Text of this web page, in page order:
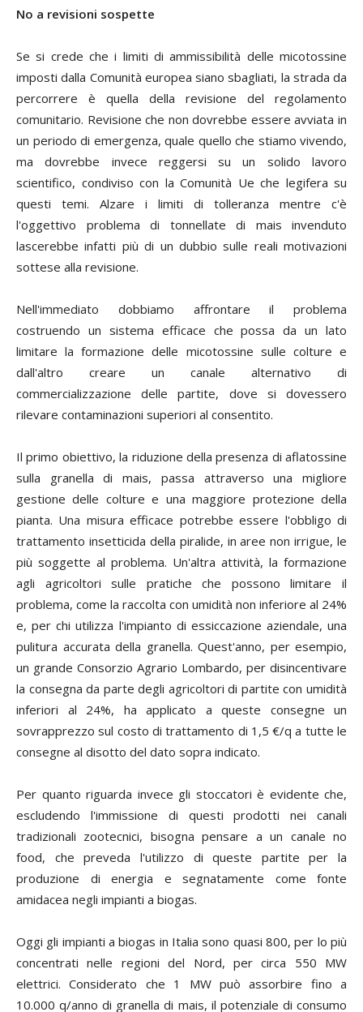
No a revisioni sospette
Se si crede che i limiti di ammissibilità delle micotossine
imposti dalla Comunità europea siano sbagliati, la strada da
percorrere è quella della revisione del regolamento
comunitario. Revisione che non dovrebbe essere avviata in
un periodo di emergenza, quale quello che stiamo vivendo,
ma dovrebbe invece reggersi su un solido lavoro
scientifico, condiviso con la Comunità Ue che legifera su
questi temi. Alzare i limiti di tolleranza mentre c'è
l'oggettivo problema di tonnellate di mais invenduto
lascerebbe infatti più di un dubbio sulle reali motivazioni
sottese alla revisione.
Nell'immediato dobbiamo affrontare il problema
costruendo un sistema efficace che possa da un lato
limitare la formazione delle micotossine sulle colture e
dall'altro creare un canale alternativo di
commercializzazione delle partite, dove si dovessero
rilevare contaminazioni superiori al consentito.
Il primo obiettivo, la riduzione della presenza di aflatossine
sulla granella di mais, passa attraverso una migliore
gestione delle colture e una maggiore protezione della
pianta. Una misura efficace potrebbe essere l'obbligo di
trattamento insetticida della piralide, in aree non irrigue, le
più soggette al problema. Un'altra attività, la formazione
agli agricoltori sulle pratiche che possono limitare il
problema, come la raccolta con umidità non inferiore al 24%
e, per chi utilizza l'impianto di essiccazione aziendale, una
pulitura accurata della granella. Quest'anno, per esempio,
un grande Consorzio Agrario Lombardo, per disincentivare
la consegna da parte degli agricoltori di partite con umidità
inferiori al 24%, ha applicato a queste consegne un
sovrapprezzo sul costo di trattamento di 1,5 €/q a tutte le
consegne al disotto del dato sopra indicato.
Per quanto riguarda invece gli stoccatori è evidente che,
escludendo l'immissione di questi prodotti nei canali
tradizionali zootecnici, bisogna pensare a un canale no
food, che preveda l'utilizzo di queste partite per la
produzione di energia e segnatamente come fonte
amidacea negli impianti a biogas.
Oggi gli impianti a biogas in Italia sono quasi 800, per lo più
concentrati nelle regioni del Nord, per circa 550 MW
elettrici. Considerato che 1 MW può assorbire fino a
10.000 q/anno di granella di mais, il potenziale di consumo